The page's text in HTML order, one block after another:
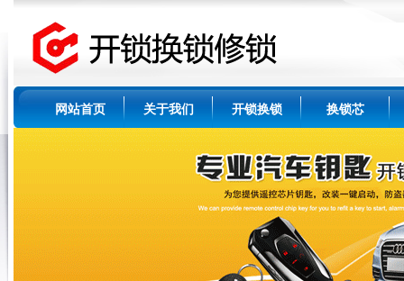
网站首页 关于我们 开锁换锁 换锁芯